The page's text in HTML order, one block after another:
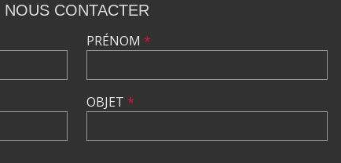
NOUS CONTACTER
PRÉNOM *
OBJET *